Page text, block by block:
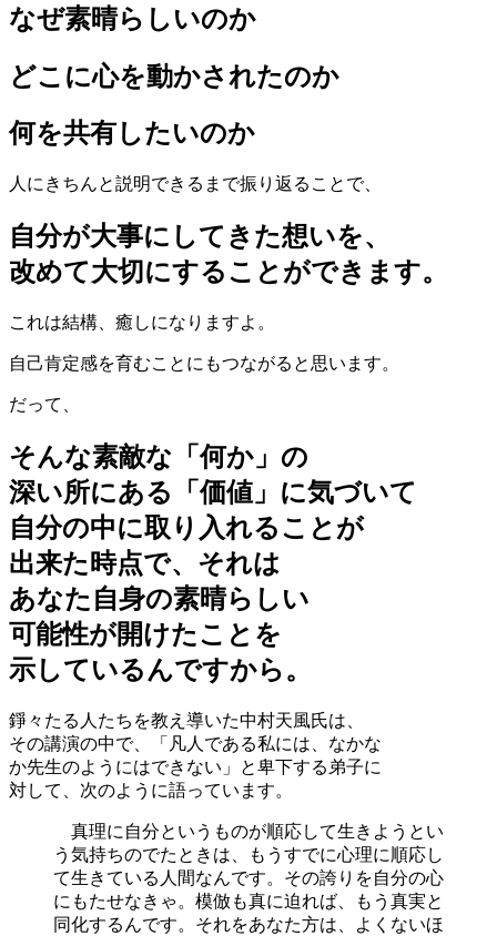
なぜ素晴らしいのか
どこに心を動かされたのか
何を共有したいのか
人にきちんと説明できるまで振り返ることで、
自分が大事にしてきた想いを、
改めて大切にすることができます。
これは結構、癒しになりますよ。
自己肯定感を育むことにもつながると思います。
だって、
そんな素敵な「何か」の
深い所にある「価値」に気づいて
自分の中に取り入れることが
出来た時点で、それは
あなた自身の素晴らしい
可能性が開けたことを
示しているんですから。
錚々たる人たちを教え導いた中村天風氏は、
その講演の中で、「凡人である私には、なかな
か先生のようにはできない」と卑下する弟子に
対して、次のように語っています。
真理に自分というものが順応して生きようとい
う気持ちのでたときは、もうすでに心理に順応し
て生きている人間なんです。その誇りを自分の心
にもたせなきゃ。模倣も真に迫れば、もう真実と
同化するんです。それをあなた方は、よくないほ